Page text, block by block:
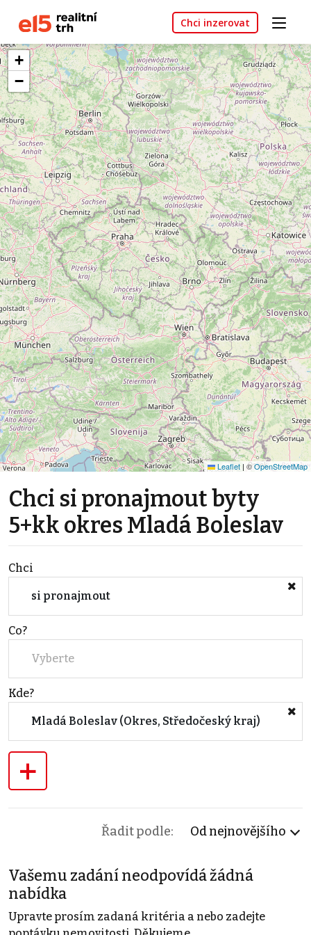
Chci inzerovat
+
−
Leaflet | ©OpenStreetMap
Chci si pronajmout byty
5+kk okres Mladá Boleslav
Chci
si pronajmout
Co?
Vyberte
Kde?
Mladá Boleslav (Okres, Středočeský kraj)
+
Řadit podle: Od nejnovějšího
Vašemu zadání neodpovídá žádná
nabídka
Upravte prosím zadaná kritéria a nebo zadejte